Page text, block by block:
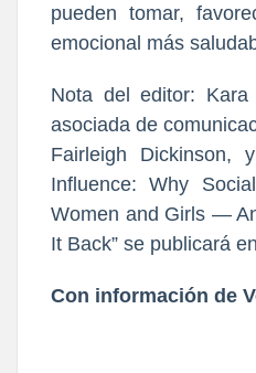
pueden tomar,
emocional más
Nota del editor: Kara
asociada de
Fairleigh Dickinson,
Influence: Why
Women and Girls —
It Back” se publicará
Con información de